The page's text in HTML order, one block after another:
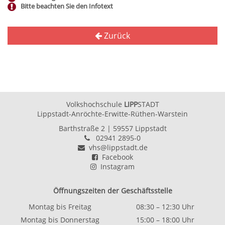
Bitte beachten Sie den Infotext
Zurück
Volkshochschule LIPPSTADT
Lippstadt-Anröchte-Erwitte-Rüthen-Warstein
Barthstraße 2| 59557 Lippstadt
02941 2895-0
vhs@lippstadt.de
Facebook
Instagram
Öffnungszeiten der Geschäftsstelle
Montag bis Freitag
08:30 – 12:30 Uhr
Montag bis Donnerstag
15:00 – 18:00 Uhr